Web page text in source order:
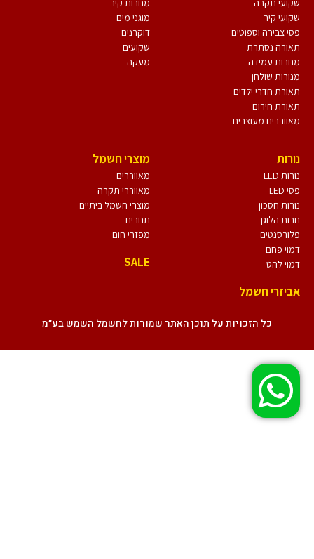
שקועי תקרה
שקועי קיר
פסי צבירה וספוטים
תאורה נסתרת
מנורות עמידה
מנורות שולחן
תאורת חדרי ילדים
תאורת חירום
מאווררים מעוצבים
מנורות קיר
מוגני מים
דוקרנים
שקועים
מעקה
נורות
נורות LED
פסי LED
נורות חסכון
נורות הלוגן
פלורסנטים
דמוי פחם
דמוי להט
אביזרי חשמל
מוצרי חשמל
מאווררים
מאווררי תקרה
מוצרי חשמל ביתיים
תנורים
מפזרי חום
SALE
כל הזכויות על תוכן האתר שמורות לחשמל השמש בע״מ